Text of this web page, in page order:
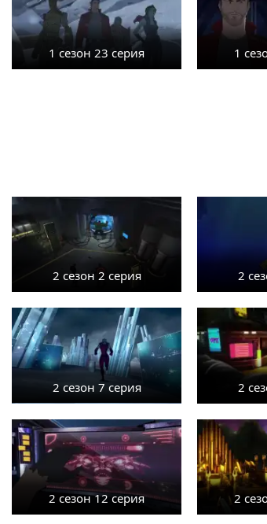
1 сезон 23 серия 1
2 сезон 2 серия 2
2 сезон 7 серия 2
2 сезон 12 серия 2